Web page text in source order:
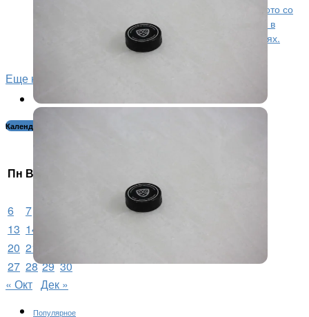
Игроки ярославского «Локомотива» поделились фото со
своими мамами в День матери. Кадры размещены в
официальных аккаунтах хоккейного клуба в соцсетях.
Таким образом игроки поздравили мам с...
Еще новости...
Календарь новостей:
Пн Вт
6
7
12
13 14
20 21
27 28 29 30
« Окт Дек »
Популярное